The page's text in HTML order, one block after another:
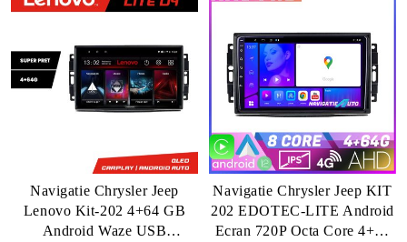
Navigatie Chrysler Jeep
Lenovo Kit-202 4+64 GB
Android Waze USB
Navigatie Chrysler Jeep KIT
202 EDOTEC-LITE Android
Ecran 720P Octa Core 4+32